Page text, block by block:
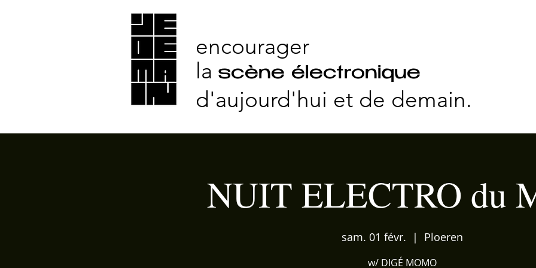
encourager
la scène électronique
d'aujourd'hui et de demain.
NUIT ELECTRO du
sam. 01 févr.
  |
Ploeren
w/ DIGÉ MOMO